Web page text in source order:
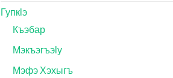
Гупкӏэ
Къэбар
Мэкъэгъэӏу
Мэфэ Хэхыгъ